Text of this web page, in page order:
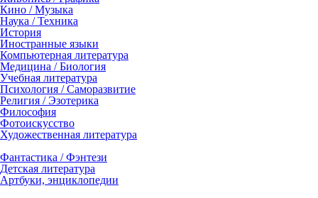
Кино / Музыка
Наука / Техника
История
Иностранные языки
Компьютерная литература
Медицина / Биология
Учебная литература
Психология / Саморазвитие
Религия / Эзотерика
Философия
Фотоискусство
Художественная литература
Фантастика / Фэнтези
Детская литература
Артбуки, энциклопедии